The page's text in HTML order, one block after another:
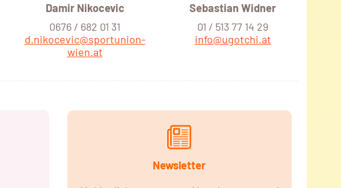
Damir Nikocevic
0676 / 682 01 31
d.nikocevic@sportunion-
wien.at
Sebastian Widner
01 / 513 77 14 29
info@ugotchi.at
Newsletter